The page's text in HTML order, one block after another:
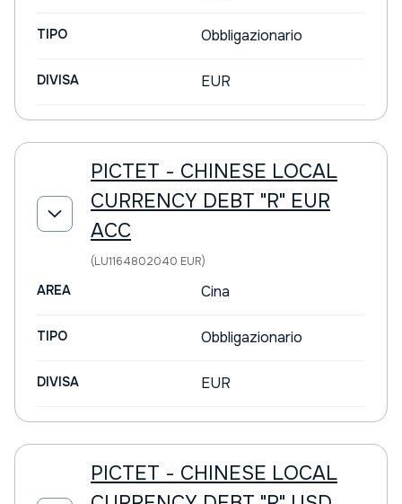
TIPO Obbligazionario
DIVISA EUR
PICTET - CHINESE LOCAL
CURRENCY DEBT "R" EUR
ACC
(LU1164802040 EUR)
AREA Cina
TIPO Obbligazionario
DIVISA EUR
PICTET - CHINESE LOCAL